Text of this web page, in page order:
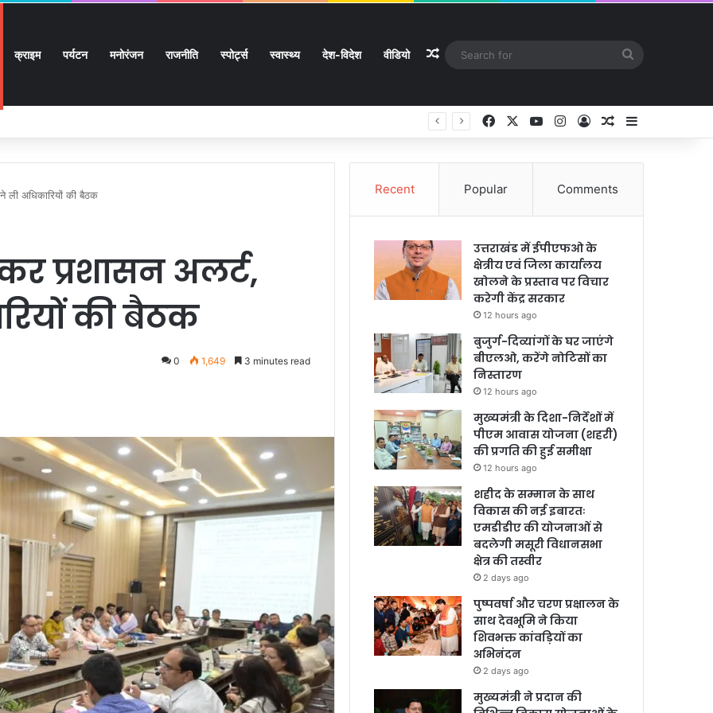
क्राइम पर्यटन मनोरंजन राजनीति स्पोर्ट्स स्वास्थ्य देश-विदेश वीडियो Random Article
घर जाएंगे बीएलओ, करेंगे नोटिसों का निस्तारण Facebook YouTubeInstagram
Log InRandom Article
ली अधिकारियों की बैठक
प्रशासन अलर्ट,
की बैठक
0 1,649 3 minutes read
Recent Popular Comments
उत्तराखंड में ईपीएफओ के
क्षेत्रीय एवं जिला कार्यालय
खोलने के प्रस्ताव पर विचार
करेगी केंद्र सरकार
12 hours ago
बुजुर्ग-दिव्यांगों के घर जाएंगे
बीएलओ, करेंगे नोटिसों का
निस्तारण
12 hours ago
मुख्यमंत्री के दिशा-निर्देशों में
पीएम आवास योजना (शहरी)
की प्रगति की हुई समीक्षा
12 hours ago
शहीद के सम्मान के साथ
विकास की नई इबारतः
एमडीडीए की योजनाओं से
बदलेगी मसूरी विधानसभा
क्षेत्र की तस्वीर
2 days ago
पुष्पवर्षा और चरण प्रक्षालन के
साथ देवभूमि ने किया
शिवभक्त कांवड़ियों का
अभिनंदन
2 days ago
मुख्यमंत्री ने प्रदान की